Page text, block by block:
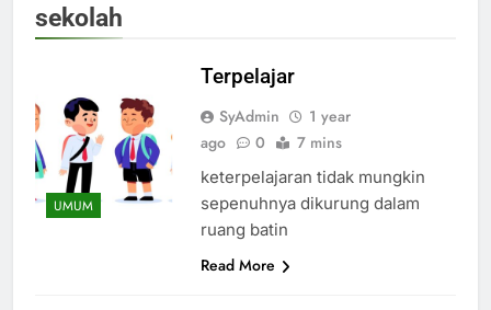
sekolah
UMUM
Terpelajar
SyAdmin
1 year
ago
0 7 mins
keterpelajaran tidak mungkin
sepenuhnya dikurung dalam
ruang batin
Read More